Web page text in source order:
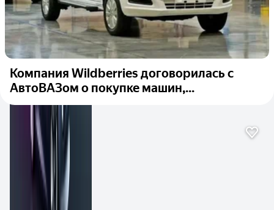
Компания Wildberries договорилась с
АвтоВАЗом о покупке машин,...